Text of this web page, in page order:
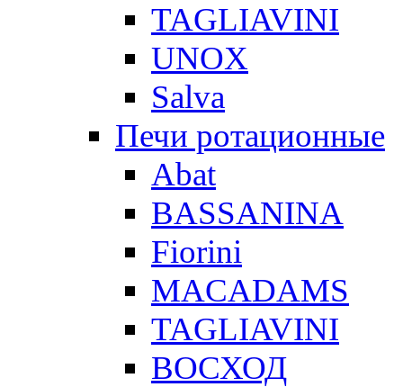
TAGLIAVINI
UNOX
Salva
Печи ротационные
Abat
BASSANINA
Fiorini
MACADAMS
TAGLIAVINI
ВОСХОД